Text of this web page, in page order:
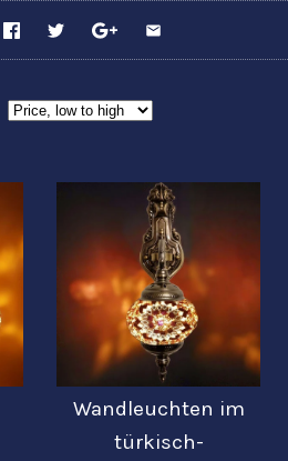
Wandleuchten im
türkisch-